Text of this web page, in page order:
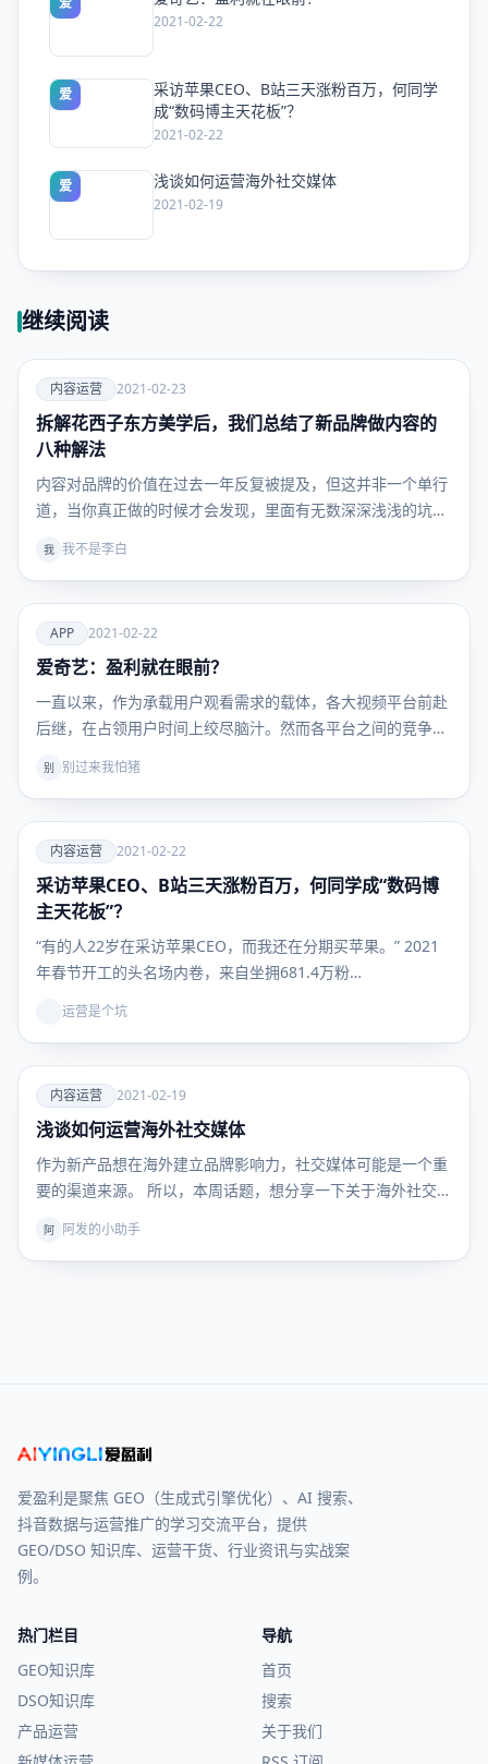
2021-02-22
爱
采访苹果CEO、B站三天涨粉百万，何同学
成“数码博主天花板”？
2021-02-22
爱 浅谈如何运营海外社交媒体
2021-02-19
继续阅读
爱
内容运
营
内容运营 2021-02-23
拆解花西子东方美学后，我们总结了新品牌做内容的
八种解法
内容对品牌的价值在过去一年反复被提及，但这并非一个单行
道，当你真正做的时候才会发现，里面有无数深深浅浅的坑，
我 我不是李白
爱
APP
APP 2021-02-22
爱奇艺：盈利就在眼前？
一直以来，作为承载用户观看需求的载体，各大视频平台前赴
后继，在占领用户时间上绞尽脑汁。然而各平台之间的竞争也
别 别过来我怕猪
爱
内容运
营
内容运营 2021-02-22
采访苹果CEO、B站三天涨粉百万，何同学成“数码博
主天花板”？
“有的人22岁在采访苹果CEO，而我还在分期买苹果。” 2021
年春节开工的头名场内卷，来自坐拥681.4万粉…
运营是个坑
爱
内容运
营
内容运营 2021-02-19
浅谈如何运营海外社交媒体
作为新产品想在海外建立品牌影响力，社交媒体可能是一个重
要的渠道来源。 所以，本周话题，想分享一下关于海外社交
阿 阿发的小助手
爱盈利是聚焦 GEO（生成式引擎优化）、AI 搜索、
抖音数据与运营推广的学习交流平台，提供
GEO/DSO 知识库、运营干货、行业资讯与实战案
例。
热门栏目
GEO知识库
DSO知识库
产品运营
导航
首页
搜索
关于我们